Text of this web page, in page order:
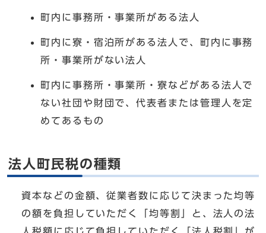
町内に事務所・事業所がある法人
町内に寮・宿泊所がある法人で、町内に事務
所・事業所がない法人
町内に事務所・事業所・寮などがある法人で
ない社団や財団で、代表者または管理人を定
めてあるもの
法人町民税の種類
資本などの金額、従業者数に応じて決まった均等
の額を負担していただく「均等割」と、法人の法